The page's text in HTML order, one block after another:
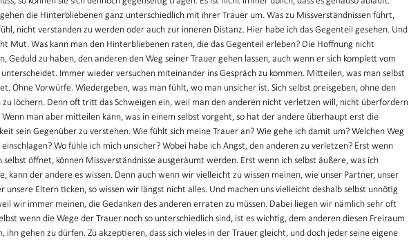
die Hinterbliebenen ganz unterschiedlich mit ihrer Trauer um. Was zu Missverständnissen führt,
nicht verstanden zu werden oder auch zur inneren Distanz. Hier habe ich das Gegenteil gesehen. Und
Mut. Was kann man den Hinterbliebenen raten, die das Gegenteil erleben? Die Hoffnung nicht
Geduld zu haben, den anderen den Weg seiner Trauer gehen lassen, auch wenn er sich komplett vom
Immer wieder versuchen miteinander ins Gespräch zu kommen. Mitteilen, was man selbst
Ohne Vorwürfe. Wiedergeben, was man fühlt, wo man unsicher ist. Sich selbst preisgeben, ohne den
zu löchern. Denn oft tritt das Schweigen ein, weil man den anderen nicht verletzen will, nicht überfordern
Wenn man aber mitteilen kann, was in einem selbst vorgeht, so hat der andere überhaupt erst die
sein Gegenüber zu verstehen. Wie fühlt sich meine Trauer an? Wie gehe ich damit um? Welchen Weg
einschlagen? Wo fühle ich mich unsicher? Wobei habe ich Angst, den anderen zu verletzen? Erst wenn
selbst öffnet, können Missverständnisse ausgeräumt werden. Erst wenn ich selbst äußere, was ich
kann der andere es wissen. Denn auch wenn wir vielleicht zu wissen meinen, wie unser Partner, unser
unsere Eltern ticken, so wissen wir längst nicht alles. Und machen uns vielleicht deshalb selbst unnötig
wir immer meinen, die Gedanken des anderen erraten zu müssen. Dabei liegen wir nämlich sehr oft
wenn die Wege der Trauer noch so unterschiedlich sind, ist es wichtig, dem anderen diesen Freiraum
ihn gehen zu dürfen. Zu akzeptieren, dass sich vieles in der Trauer gleicht, und doch jeder seine eigene